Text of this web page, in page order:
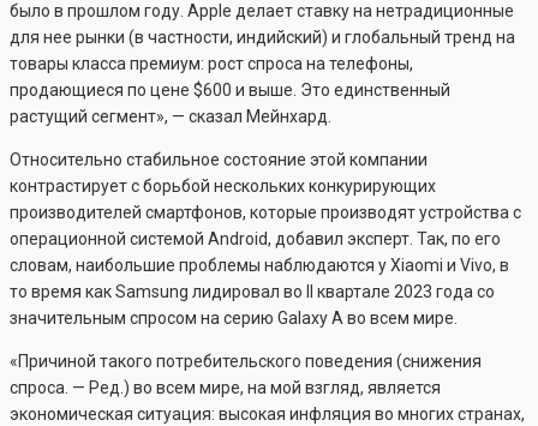
было в прошлом году. Apple делает ставку на нетрадиционные
для нее рынки (в частности, индийский) и глобальный тренд на
товары класса премиум: рост спроса на телефоны,
продающиеся по цене $600 и выше. Это единственный
растущий сегмент», — сказал Мейнхард.
Относительно стабильное состояние этой компании
контрастирует с борьбой нескольких конкурирующих
производителей смартфонов, которые производят устройства с
операционной системой Android, добавил эксперт. Так, по его
словам, наибольшие проблемы наблюдаются у Xiaomi и Vivo, в
то время как Samsung лидировал во II квартале 2023 года со
значительным спросом на серию Galaxy A во всем мире.
«Причиной такого потребительского поведения (снижения
спроса. — Ред.) во всем мире, на мой взгляд, является
экономическая ситуация: высокая инфляция во многих странах,